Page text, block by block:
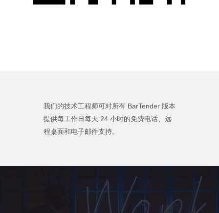
我们的技术工程师可对所有 BarTender 版本
提供每工作日每天 24 小时的免费电话、远
程桌面和电子邮件支持。